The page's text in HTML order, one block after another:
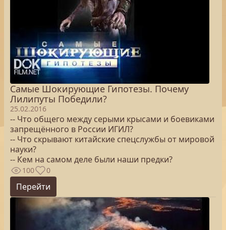
Самые Шокирующие Гипотезы. Почему
Лилипуты Победили?
25.02.2016
-- Что общего между серыми крысами и боевиками
запрещённого в России ИГИЛ?
-- Что скрывают китайские спецслужбы от мировой
науки?
-- Кем на самом деле были наши предки?
100 0
Перейти